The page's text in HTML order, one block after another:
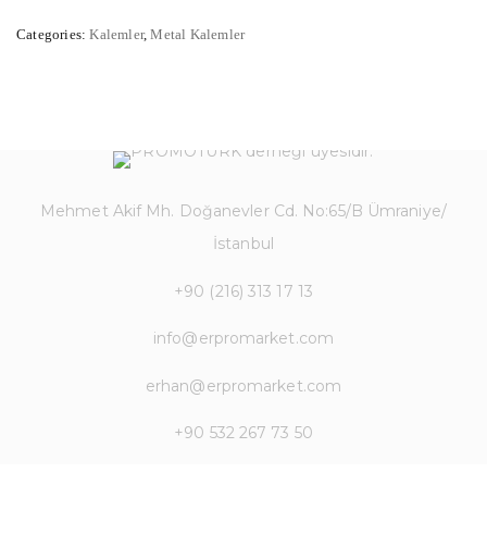
Categories:Kalemler,Metal Kalemler
Mehmet Akif Mh. Doğanevler Cd. No:65/B Ümraniye/
İstanbul
+90 (216) 313 17 13
info@erpromarket.com
erhan@erpromarket.com
+90 532 267 73 50